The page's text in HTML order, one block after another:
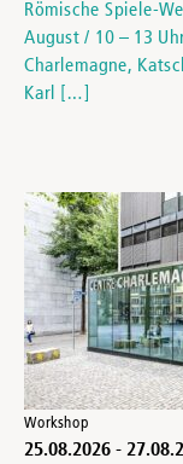
Römische Spiele-
August / 10 – 13
Charlemagne,
Karl […]
Workshop
25.08.2026 -